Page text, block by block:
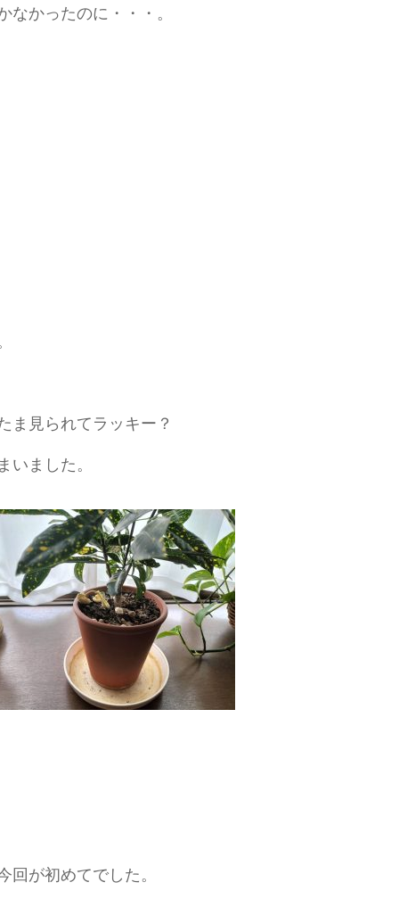
かったのに・・・。
ま見られてラッキー？
ました。
が初めてでした。